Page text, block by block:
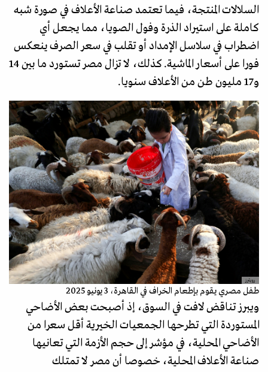
السلالات المنتجة، فيما تعتمد صناعة الأعلاف في صورة شبه
كاملة على استيراد الذرة وفول الصويا، مما يجعل أي
اضطراب في سلاسل الإمداد أو تقلب في سعر الصرف ينعكس
فورا على أسعار الماشية. كذلك، لا تزال مصر تستورد ما بين 14
و17 مليون طن من الأعلاف سنويا.
رويترز
طفل مصري يقوم بإطعام الخراف في القاهرة، 3 يونيو 2025
ويبرز تناقض لافت في السوق، إذ أصبحت بعض الأضاحي
المستوردة التي تطرحها الجمعيات الخيرية أقل سعرا من
الأضاحي المحلية، في مؤشر إلى حجم الأزمة التي تعانيها
صناعة الأعلاف المحلية، خصوصا أن مصر لا تمتلك